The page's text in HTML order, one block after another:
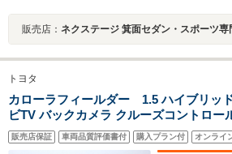
販売店： ネクステージ 箕面セダン・スポーツ専
トヨタ
カローラフィールダー 1.5 ハイブリッ
ビTV バックカメラ クルーズコントロー
置 シートヒーター ETC ドラレコ ルーフ
スタート スマートキー オートAC
販売店保証 車両品質評価書付 購入プラン付 オンライ